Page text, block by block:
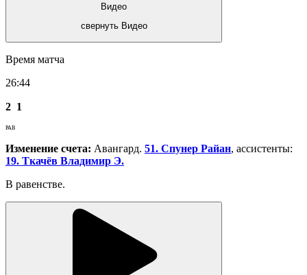
Видео
свернуть Видео
Время матча
26:44
2 1
РАВ
Изменение счета: Авангард. 51. Спунер Райан, ассистенты:
19. Ткачёв Владимир Э.
В равенстве.